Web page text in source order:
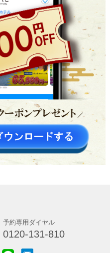
予約専用ダイヤル
0120-131-810